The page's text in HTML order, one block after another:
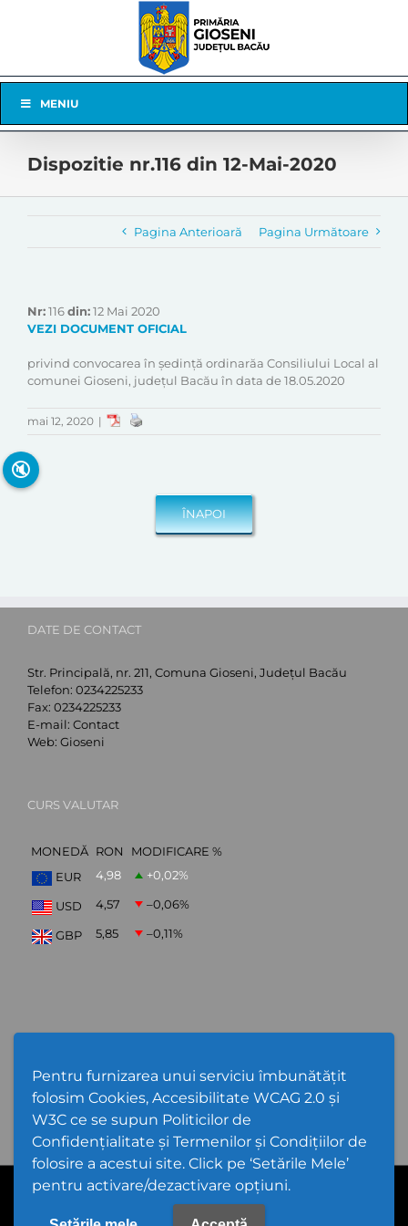
Pentru furnizarea unui serviciu îmbunătățit
folosim Cookies, Accesibilitate WCAG 2.0 și
W3C ce se supun Politicilor de
Confidențialitate și Termenilor și Condițiilor de
folosire a acestui site. Click pe ‘Setările Mele’
pentru activare/dezactivare opțiuni.
Navigation
MENIU
Dispozitie nr.116 din 12-Mai-2020
Pagina Anterioară Pagina Următoare
Nr:116din:12 Mai 2020
VEZI DOCUMENT OFICIAL
privind convocarea în şedinţă ordinarăa Consiliului Local al
comunei Gioseni, judeţul Bacău în data de 18.05.2020
mai 12, 2020 |
DATE DE CONTACT
Str. Principală, nr. 211, Comuna Gioseni, Județul Bacău
Telefon: 0234225233
Fax: 0234225233
E-mail: Contact
Web: Gioseni
CURS VALUTAR
MONEDĂ RON
MODIFICARE %
EUR
4,98 +0,02%
USD 4,57 –0,06%
GBP 5,85 –0,11%
Cod Județ 4 | Județul Bacău | Tipul UAT - 14 - C - Comună |
Codul SIRUTA al Unitații Administrativ-Teritoriale 20368 | Gioseni
PPW @2026 |Hartă Website|Setări Cookies și Accesibilitate
🔇